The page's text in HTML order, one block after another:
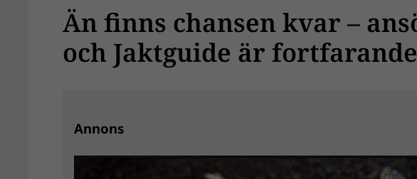
Än finns chansen kvar –
och Jaktguide är
Annons